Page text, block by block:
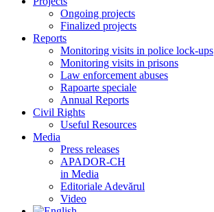
Ongoing projects
Finalized projects
Reports
Monitoring visits in police lock-ups
Monitoring visits in prisons
Law enforcement abuses
Rapoarte speciale
Annual Reports
Civil Rights
Useful Resources
Media
Press releases
APADOR-CH
in Media
Editoriale Adevărul
Video